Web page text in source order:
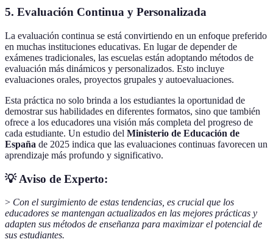
5. Evaluación Continua y Personalizada
La evaluación continua se está convirtiendo en un enfoque preferido
en muchas instituciones educativas. En lugar de depender de
exámenes tradicionales, las escuelas están adoptando métodos de
evaluación más dinámicos y personalizados. Esto incluye
evaluaciones orales, proyectos grupales y autoevaluaciones.
Esta práctica no solo brinda a los estudiantes la oportunidad de
demostrar sus habilidades en diferentes formatos, sino que también
ofrece a los educadores una visión más completa del progreso de
cada estudiante. Un estudio del Ministerio de Educación de
España de 2025 indica que las evaluaciones continuas favorecen un
aprendizaje más profundo y significativo.
💡 Aviso de Experto:
> Con el surgimiento de estas tendencias, es crucial que los
educadores se mantengan actualizados en las mejores prácticas y
adapten sus métodos de enseñanza para maximizar el potencial de
sus estudiantes.